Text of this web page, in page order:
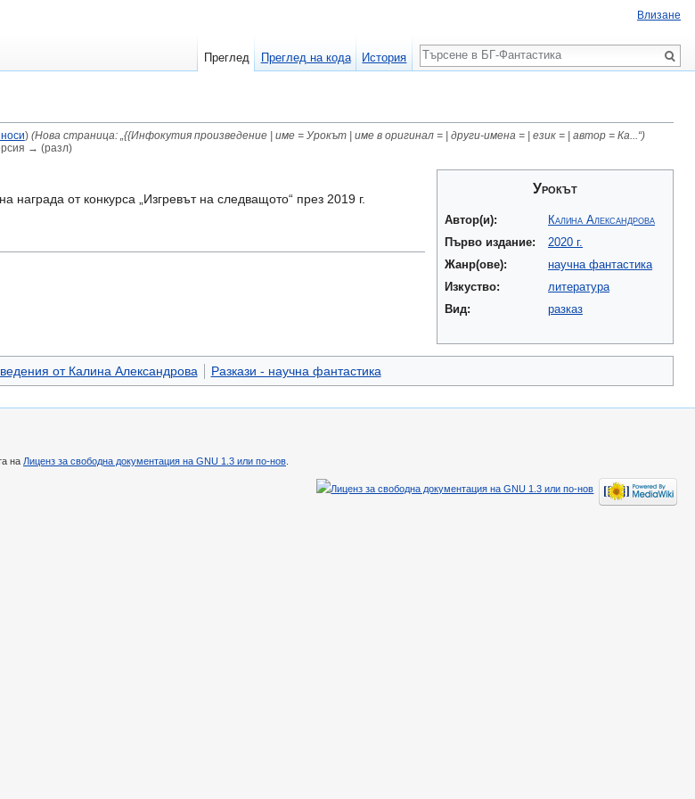
) (Нова страница: „{{Инфокутия произведение | име = Урокът | име в оригинал = | други-имена = | език = | автор = Ка...“)
→ (разл)
Урокът
Автор(и):
Калина Александрова
Първо издание:
2020 г.
Жанр(ове):
научна фантастика
Изкуство:
литература
Вид:
разказ
награда от конкурса „Изгревът на следващото“ през 2019 г.
от Калина Александрова Разкази - научна фантастика
Влизане
Преглед Преглед на кода История
Търсене
на Лиценз за свободна документация на GNU 1.3 или по-нов